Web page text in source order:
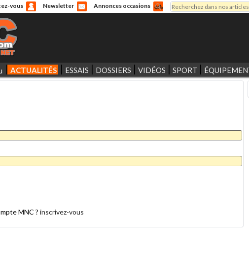
vous Newsletter Annonces occasions
Formulaire de
Rechercher
ACTUALITÉS ESSAIS DOSSIERS VIDÉOS SPORT
MNC ? inscrivez-vous